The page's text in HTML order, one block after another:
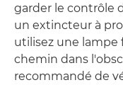
garder le contrôle
un extincteur à
utilisez une lampe
chemin dans
recommandé de